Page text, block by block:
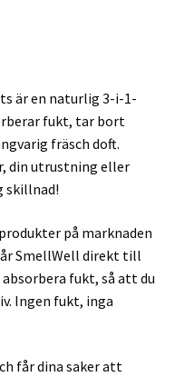
är en naturlig 3-i-1-
fukt, tar bort
fräsch doft.
din utrustning eller
skillnad!
på marknaden
SmellWell direkt till
fukt, så att du
Ingen fukt, inga
får dina saker att